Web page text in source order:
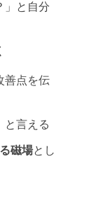
」と自分
善点を伝
言える
磁場とし